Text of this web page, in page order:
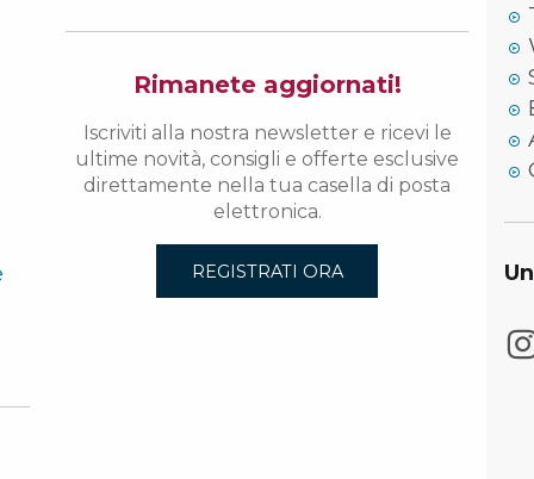
Rimanete aggiornati!
Iscriviti alla nostra newsletter e ricevi le
ultime novità, consigli e offerte esclusive
direttamente nella tua casella di posta
elettronica.
REGISTRATI ORA